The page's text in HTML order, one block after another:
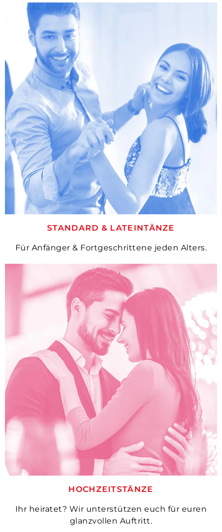
STANDARD & LATEINTÄNZE
Für Anfänger & Fortgeschrittene jeden Alters.
HOCHZEITSTÄNZE
Ihr heiratet? Wir unterstützen euch für euren
glanzvollen Auftritt.